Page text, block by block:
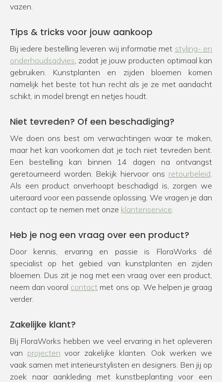
vazen.
Tips & tricks voor jouw aankoop
Bij iedere bestelling leveren wij informatie met styling- en
onderhoudsadvies, zodat je jouw producten optimaal kan
gebruiken. Kunstplanten en zijden bloemen komen
namelijk het beste tot hun recht als je ze met aandacht
schikt, in model brengt en netjes houdt.
Niet tevreden? Of een beschadiging?
We doen ons best om verwachtingen waar te maken,
maar het kan voorkomen dat je toch niet tevreden bent.
Een bestelling kan binnen 14 dagen na ontvangst
geretourneerd worden. Bekijk hiervoor ons retourbeleid.
Als een product onverhoopt beschadigd is, zorgen we
uiteraard voor een passende oplossing. We vragen je dan
contact op te nemen met onze klantenservice.
Heb je nog een vraag over een product?
Door kennis, ervaring en passie is FloraWorks dé
specialist op het gebied van kunstplanten en zijden
bloemen. Dus zit je nog met een vraag over een product,
neem dan vooral contact met ons op. We helpen je graag
verder.
Zakelijke klant?
Bij FloraWorks hebben we veel ervaring in het opleveren
van projecten voor zakelijke klanten. Ook werken we
vaak samen met interieurstylisten en designers. Ben jij op
zoek naar aankleding met kunstbeplanting voor een